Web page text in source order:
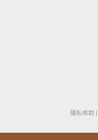
隱私條款| ​